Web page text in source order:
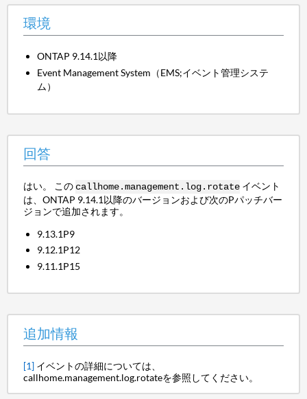
環境
ONTAP 9.14.1以降
Event Management System（EMS;イベント管理システ
ム）
回答
はい。 この callhome.management.log.rotateイベント
は、ONTAP 9.14.1以降のバージョンおよび次のPパッチバー
ジョンで追加されます。
9.13.1P9
9.12.1P12
9.11.1P15
追加情報
[1]イベントの詳細については、
callhome.management.log.rotateを参照してください。